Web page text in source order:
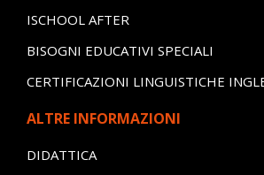
ISCHOOL AFTER
BISOGNI EDUCATIVI SPECIALI
CERTIFICAZIONI LINGUISTICHE
ALTRE INFORMAZIONI
DIDATTICA